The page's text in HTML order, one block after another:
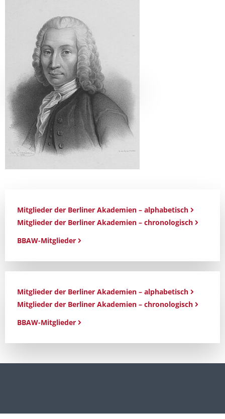
Mitglieder der Berliner Akademien – alphabetisch
Mitglieder der Berliner Akademien – chronologisch
BBAW-Mitglieder
Mitglieder der Berliner Akademien – alphabetisch
Mitglieder der Berliner Akademien – chronologisch
BBAW-Mitglieder